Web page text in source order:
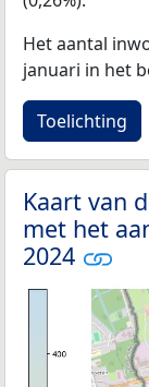
Het aantal
januari in het
Toelichting
Kaart van
met het
2024